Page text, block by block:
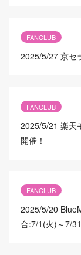
FANCLUB
2025/5/27 京セ
FANCLUB
2025/5/21 楽天
開催！
FANCLUB
2025/5/20
合:7/1(火)～7/